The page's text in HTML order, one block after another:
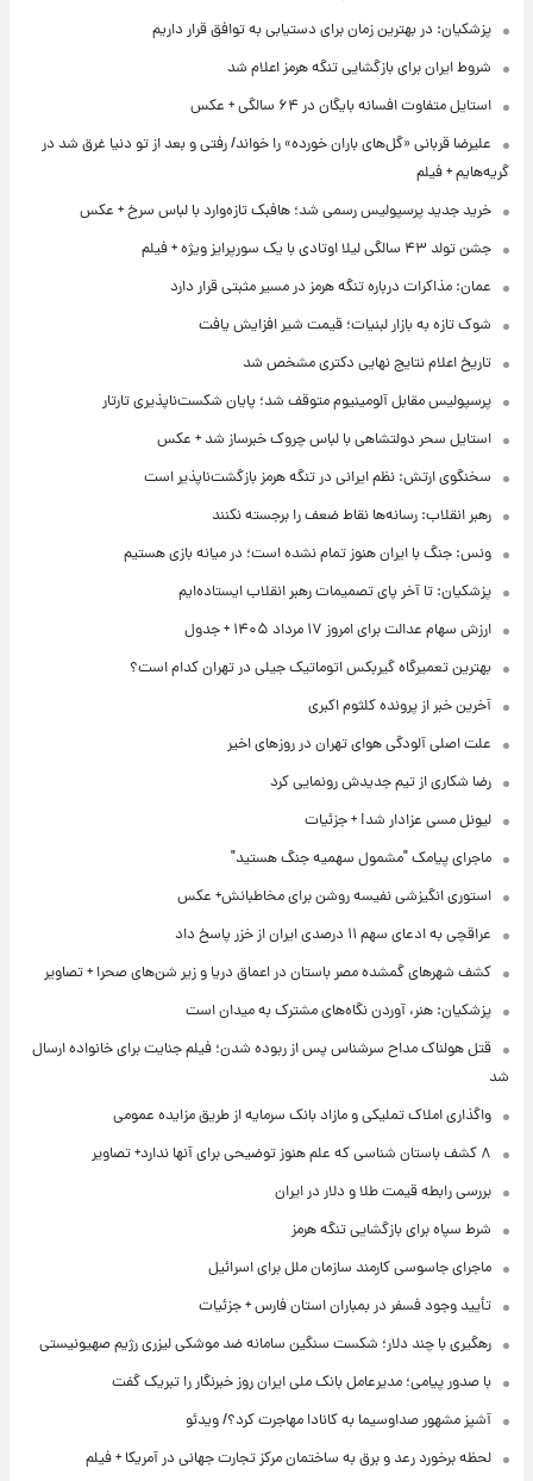
پزشکیان: در بهترین زمان برای دستیابی به توافق قرار داریم
شروط ایران برای بازگشایی تنگه هرمز اعلام شد
استایل متفاوت افسانه بایگان در ۶۴ سالگی + عکس
علیرضا قربانی «گل‌های باران خورده» را خواند/ رفتی و بعد از تو دنیا غرق شد در
گریه‌هایم + فیلم
خرید جدید پرسپولیس رسمی شد؛ هافبک تازه‌وارد با لباس سرخ + عکس
جشن تولد ۴۳ سالگی لیلا اوتادی با یک سورپرایز ویژه + فیلم
عمان: مذاکرات درباره تنگه هرمز در مسیر مثبتی قرار دارد
شوک تازه به بازار لبنیات؛ قیمت شیر افزایش یافت
تاریخ اعلام نتایج نهایی دکتری مشخص شد
پرسپولیس مقابل آلومینیوم متوقف شد؛ پایان شکست‌ناپذیری تارتار
استایل سحر دولتشاهی با لباس چروک خبرساز شد + عکس
سخنگوی ارتش: نظم ایرانی در تنگه هرمز بازگشت‌ناپذیر است
رهبر انقلاب: رسانه‌ها نقاط ضعف را برجسته نکنند
ونس: جنگ با ایران هنوز تمام نشده است؛ در میانه بازی هستیم
پزشکیان: تا آخر پای تصمیمات رهبر انقلاب ایستاده‌ایم
ارزش سهام عدالت برای امروز ۱۷ مرداد ۱۴۰۵ + جدول
بهترین تعمیرگاه گیربکس اتوماتیک جیلی در تهران کدام است؟
آخرین خبر از پرونده کلثوم اکبری
علت اصلی آلودگی هوای تهران در روزهای اخیر
رضا شکاری از تیم جدیدش رونمایی کرد
لیونل مسی عزادار شد! + جزئیات
ماجرای پیامک "مشمول سهمیه جنگ هستید"
استوری انگیزشی نفیسه روشن برای مخاطبانش+ عکس
عراقچی به ادعای سهم ۱۱ درصدی ایران از خزر پاسخ داد
کشف شهرهای گمشده مصر باستان در اعماق دریا و زیر شن‌های صحرا + تصاویر
پزشکیان: هنر، آوردن نگاه‌های مشترک به میدان است
قتل هولناک مداح سرشناس پس از ربوده شدن؛ فیلم جنایت برای خانواده ارسال
شد
واگذاری املاک تملیکی و مازاد بانک سرمایه از طریق مزایده عمومی
۸ کشف باستان شناسی که علم هنوز توضیحی برای آنها ندارد+ تصاویر
بررسی رابطه قیمت طلا و دلار در ایران
شرط سپاه برای بازگشایی تنگه هرمز
ماجرای جاسوسی کارمند سازمان ملل برای اسرائیل
تأیید وجود فسفر در بمباران استان فارس + جزئیات
رهگیری با چند دلار؛ شکست سنگین سامانه ضد موشکی لیزری رژیم صهیونیستی
با صدور پیامی؛ مدیرعامل بانک ملی ایران روز خبرنگار را تبریک گفت
آشپز مشهور صداوسیما به کانادا مهاجرت کرد؟/ ویدئو
لحظه برخورد رعد و برق به ساختمان مرکز تجارت جهانی در آمریکا + فیلم